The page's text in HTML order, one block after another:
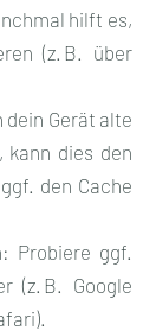
hilft es,
(z. B. über
Gerät alte
kann dies den
den Cache
Probiere ggf.
(z. B. Google